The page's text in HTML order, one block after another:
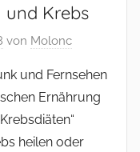
und Krebs
von Molonc
und Fernsehen
Ernährung
heilen oder